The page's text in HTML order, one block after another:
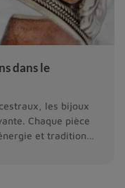
dans le
les bijoux
Chaque pièce
et tradition